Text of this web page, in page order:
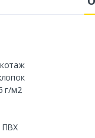
г/м2
ПВХ